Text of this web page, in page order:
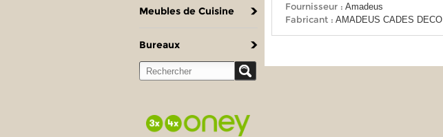
Meubles de Cuisine
Bureaux
Fournisseur : Amadeus
Fabricant : AMADEUS CADES DECO